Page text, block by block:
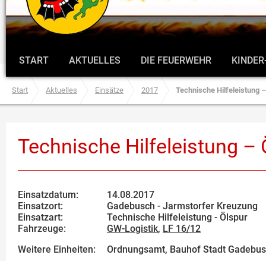
START AKTUELLES DIE FEUERWEHR
Start Aktuelles Einsätze 2017 Technische Hilfeleistung
Technische Hilfeleistung –
Einsatzdatum:
14.08.2017
Einsatzort:
Gadebusch - Jarmstorfer Kreuzung
Einsatzart:
Technische Hilfeleistung - Ölspur
Fahrzeuge:
GW-Logistik, LF 16/12
Weitere Einheiten:
Ordnungsamt, Bauhof Stadt